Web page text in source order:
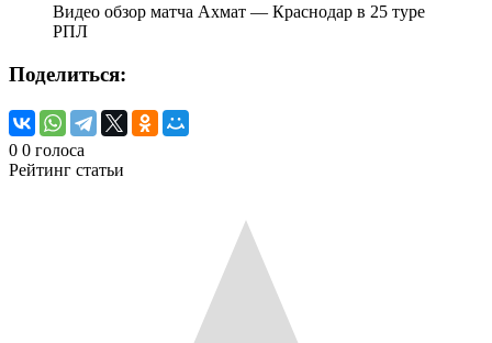
Видео обзор матча Ахмат — Краснодар в 25 туре
РПЛ
Поделиться:
0 0 голоса
Рейтинг статьи